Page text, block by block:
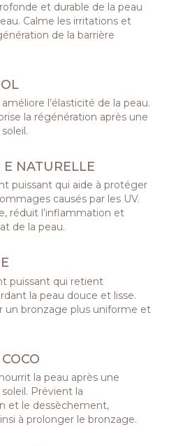
et durable de la peau
Calme les irritations et
de la barrière
l’élasticité de la peau.
la régénération après une
NATURELLE
puissant qui aide à protéger
causés par les UV.
réduit l’inflammation et
de la peau.
puissant qui retient
la peau douce et lisse.
un bronzage plus uniforme et
la peau après une
Prévient la
et le dessèchement,
à prolonger le bronzage.